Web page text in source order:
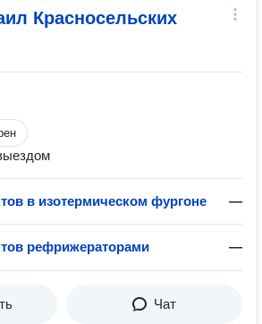
Красносельских
в изотермическом фургоне —
рефрижераторами —
Чат